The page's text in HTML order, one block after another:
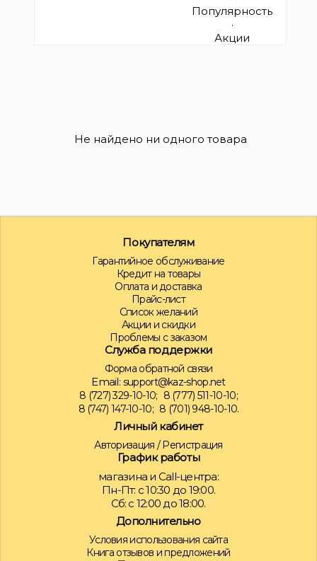
Популярность
·
Акции
Не найдено ни одного товара
Покупателям
Гарантийное обслуживание
Кредит на товары
Оплата и доставка
Прайс-лист
Список желаний
Акции и скидки
Проблемы с заказом
Служба поддержки
Форма обратной связи
Email: support@kaz-shop.net
8 (727) 329-10-10; 8 (777) 511-10-10;
8 (747) 147-10-10; 8 (701) 948-10-10.
Личный кабинет
Авторизация /Регистрация
График работы
магазина и Call-центра:
Пн-Пт: с 10:30 до 19:00.
Сб: с 12:00 до 18:00.
Дополнительно
Условия использования сайта
Книга отзывов и предложений